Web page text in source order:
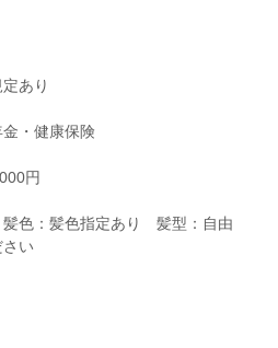
あり
・健康保険
円
色：髪色指定あり 髪型：自由
い